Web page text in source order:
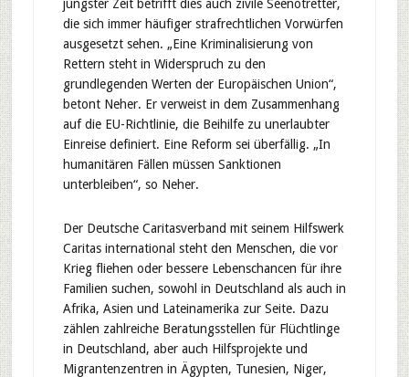
jüngster Zeit betrifft dies auch zivile Seenotretter,
die sich immer häufiger strafrechtlichen Vorwürfen
ausgesetzt sehen. „Eine Kriminalisierung von
Rettern steht in Widerspruch zu den
grundlegenden Werten der Europäischen Union“,
betont Neher. Er verweist in dem Zusammenhang
auf die EU-Richtlinie, die Beihilfe zu unerlaubter
Einreise definiert. Eine Reform sei überfällig. „In
humanitären Fällen müssen Sanktionen
unterbleiben“, so Neher.
Der Deutsche Caritasverband mit seinem Hilfswerk
Caritas international steht den Menschen, die vor
Krieg fliehen oder bessere Lebenschancen für ihre
Familien suchen, sowohl in Deutschland als auch in
Afrika, Asien und Lateinamerika zur Seite. Dazu
zählen zahlreiche Beratungsstellen für Flüchtlinge
in Deutschland, aber auch Hilfsprojekte und
Migrantenzentren in Ägypten, Tunesien, Niger,